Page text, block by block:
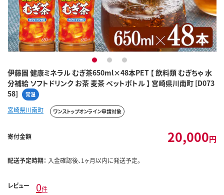
伊藤園 健康ミネラル むぎ茶650ml×48本PET 【 飲料類 むぎちゃ 水
分補給 ソフトドリンク お茶 麦茶 ペットボトル 】 宮崎県川南町 [D073
58]
常温
1 2 3
宮崎県川南町 ワンストップオンライン申請対象
寄付金額 20,000円
配送予定時期： 入金確認後、1ヶ月以内に発送予定。
レビュー 0件